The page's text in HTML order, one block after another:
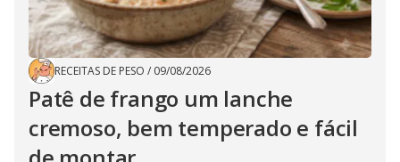
RECEITAS DE PESO / 09/08/2026
Patê de frango um lanche
cremoso, bem temperado e fácil